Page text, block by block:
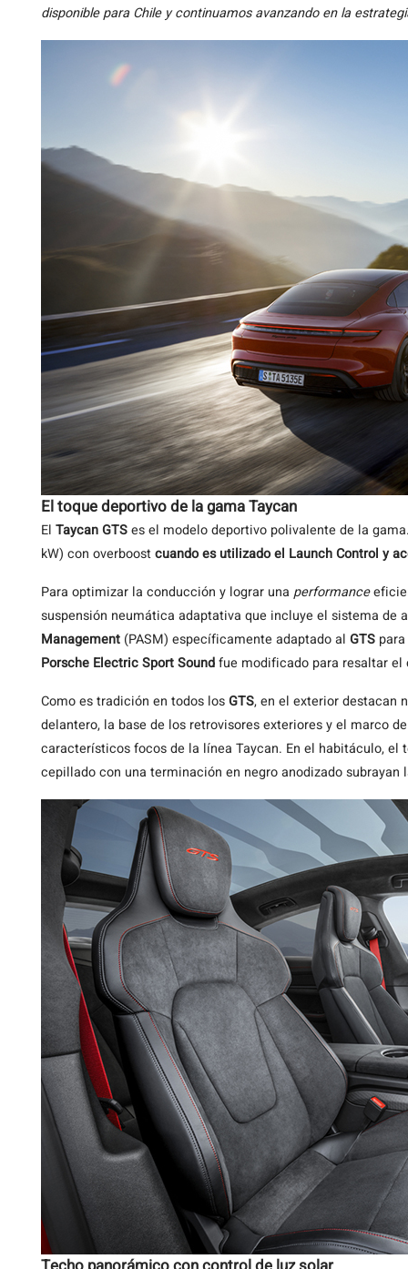
disponible para Chile y continuamos avanzando en la
El toque deportivo de la gama Taycan
El Taycan GTSes el modelo deportivo polivalente de la
kW) con overboostcuando es utilizado el Launch Control y
Para optimizar la conducción y lograr una performance
suspensión neumática adaptativa que incluye el sistema de
Management (PASM) específicamente adaptado al GTS
Porsche Electric Sport Soundfue modificado para resaltar
Como es tradición en todos losGTS, en el exterior destacan
delantero, la base de los retrovisores exteriores y el marco
característicos focos de la línea Taycan. En el habitáculo, el
cepillado con una terminación en negro anodizado